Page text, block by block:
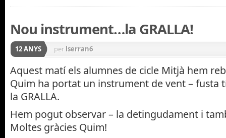
Nou instrument…la GRALLA!
12 ANYS per lserran6
Aquest matí els alumnes de cicle Mitjà hem
Quim ha portat un instrument de vent – fusta
la GRALLA.
Hem pogut observar – la detingudament i
Moltes gràcies Quim!